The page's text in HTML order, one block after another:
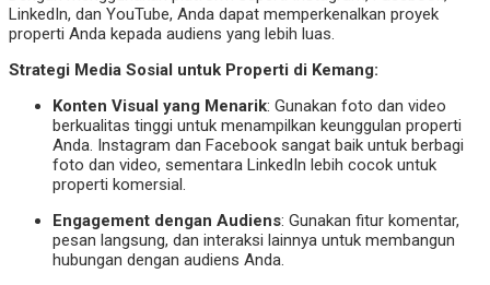
LinkedIn, dan YouTube, Anda dapat memperkenalkan proyek
properti Anda kepada audiens yang lebih luas.
Strategi Media Sosial untuk Properti di Kemang:
Konten Visual yang Menarik: Gunakan foto dan video
berkualitas tinggi untuk menampilkan keunggulan properti
Anda. Instagram dan Facebook sangat baik untuk berbagi
foto dan video, sementara LinkedIn lebih cocok untuk
properti komersial.
Engagement dengan Audiens: Gunakan fitur komentar,
pesan langsung, dan interaksi lainnya untuk membangun
hubungan dengan audiens Anda.